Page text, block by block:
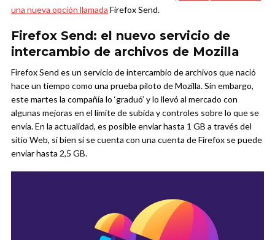
una nueva opción llamada Firefox Send.
Firefox Send: el nuevo servicio de
intercambio de archivos de Mozilla
Firefox Send es un servicio de intercambio de archivos que nació
hace un tiempo como una prueba piloto de Mozilla. Sin embargo,
este martes la compañía lo ‘graduó’ y lo llevó al mercado con
algunas mejoras en el límite de subida y controles sobre lo que se
envía. En la actualidad, es posible enviar hasta 1 GB a través del
sitio Web, si bien si se cuenta con una cuenta de Firefox se puede
enviar hasta 2,5 GB.